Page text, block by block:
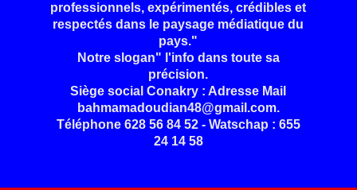
professionnels, expérimentés, crédibles et
respectés dans le paysage médiatique du
pays."
Notre slogan" l'info dans toute sa
précision.
Siège social Conakry : Adresse Mail
bahmamadoudian48@gmail.com.
Téléphone 628 56 84 52 - Watschap : 655
24 14 58